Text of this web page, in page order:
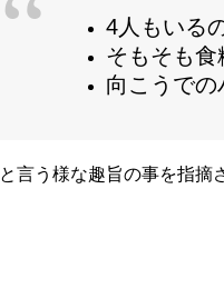
4人もいる
そもそも
向こうで
と言う様な趣旨の事を指摘